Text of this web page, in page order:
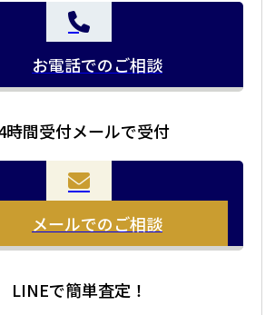
るだけで査定が可能です。時間が無い
方へオススメです。
自宅に伺いその場で査定を致します。
！価値がわからなく売れるかわからな
お電話でのご相談
時間受付メールで受付
メールでのご相談
LINEで簡単査定！